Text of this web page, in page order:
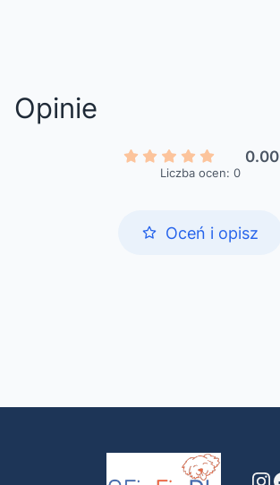
Opinie
0.00
Liczba ocen: 0
Oceń i opisz